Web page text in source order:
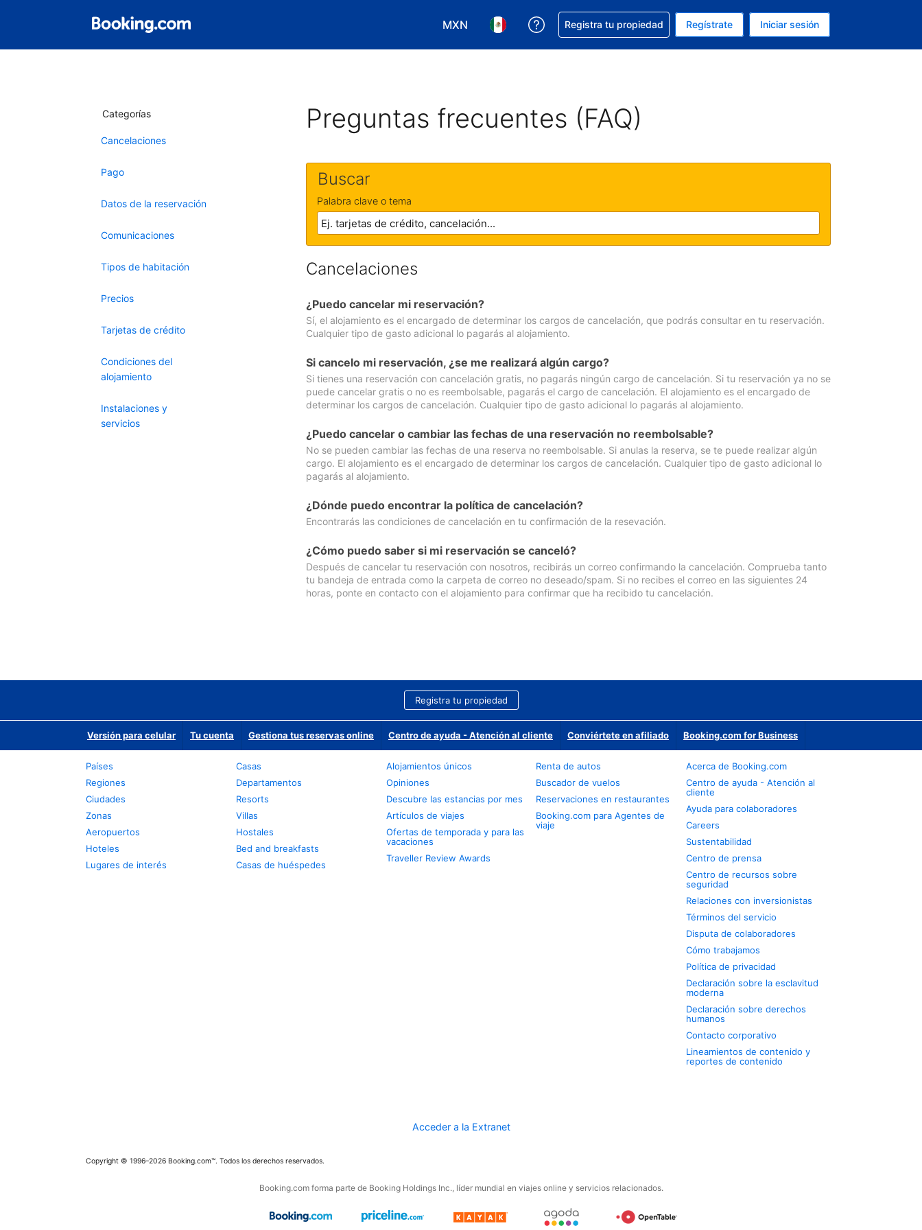
MXN
Elegir tu moneda. Tu moneda actual es Peso mexicano
Elegir el idioma que prefieres. Tu idioma actual es Español (México)
Obtener ayuda con la reservación
Registra tu propiedad Regístrate Iniciar sesión
Categorías
Cancelaciones
Pago
Datos de la reservación
Comunicaciones
Tipos de habitación
Precios
Tarjetas de crédito
Condiciones del
alojamiento
Instalaciones y
servicios
Preguntas frecuentes (FAQ)
Buscar
Palabra clave o tema
Cancelaciones
¿Puedo cancelar mi reservación?
Sí, el alojamiento es el encargado de determinar los cargos de cancelación, que podrás consultar en tu reservación.
Cualquier tipo de gasto adicional lo pagarás al alojamiento.
Si cancelo mi reservación, ¿se me realizará algún cargo?
Si tienes una reservación con cancelación gratis, no pagarás ningún cargo de cancelación. Si tu reservación ya no se
puede cancelar gratis o no es reembolsable, pagarás el cargo de cancelación. El alojamiento es el encargado de
determinar los cargos de cancelación. Cualquier tipo de gasto adicional lo pagarás al alojamiento.
¿Puedo cancelar o cambiar las fechas de una reservación no reembolsable?
No se pueden cambiar las fechas de una reserva no reembolsable. Si anulas la reserva, se te puede realizar algún
cargo. El alojamiento es el encargado de determinar los cargos de cancelación. Cualquier tipo de gasto adicional lo
pagarás al alojamiento.
¿Dónde puedo encontrar la política de cancelación?
Encontrarás las condiciones de cancelación en tu confirmación de la resevación.
¿Cómo puedo saber si mi reservación se canceló?
Después de cancelar tu reservación con nosotros, recibirás un correo confirmando la cancelación. Comprueba tanto
tu bandeja de entrada como la carpeta de correo no deseado/spam. Si no recibes el correo en las siguientes 24
horas, ponte en contacto con el alojamiento para confirmar que ha recibido tu cancelación.
Registra tu propiedad
Versión para celular Tu cuenta Gestiona tus reservas online Centro de ayuda - Atención al cliente Conviértete en afiliado Booking.com for Business
Países
Regiones
Ciudades
Zonas
Aeropuertos
Hoteles
Lugares de interés
Casas
Departamentos
Resorts
Villas
Hostales
Bed and breakfasts
Casas de huéspedes
Alojamientos únicos
Opiniones
Descubre las estancias por mes
Artículos de viajes
Ofertas de temporada y para las
vacaciones
Traveller Review Awards
Renta de autos
Buscador de vuelos
Reservaciones en restaurantes
Booking.com para Agentes de
viaje
Acerca de Booking.com
Centro de ayuda - Atención al
cliente
Ayuda para colaboradores
Careers
Sustentabilidad
Centro de prensa
Centro de recursos sobre
seguridad
Relaciones con inversionistas
Términos del servicio
Disputa de colaboradores
Cómo trabajamos
Política de privacidad
Declaración sobre la esclavitud
moderna
Declaración sobre derechos
humanos
Contacto corporativo
Lineamientos de contenido y
reportes de contenido
Acceder a la Extranet
Copyright © 1996–2026 Booking.com™. Todos los derechos reservados.
Booking.com forma parte de Booking Holdings Inc., líder mundial en viajes online y servicios relacionados.